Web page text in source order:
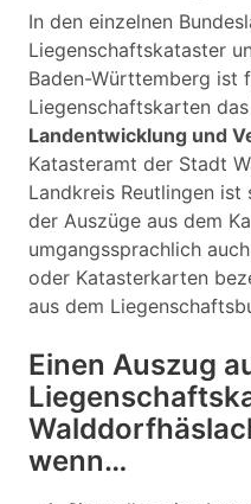
In den einzelnen
Liegenschaftskataster
Baden-Württemberg ist
Liegenschaftskarten das
Landentwicklung und
Katasteramt der Stadt
Landkreis Reutlingen
der Auszüge aus dem
umgangssprachlich
oder Katasterkarten
aus dem
Einen Auszug
wenn…